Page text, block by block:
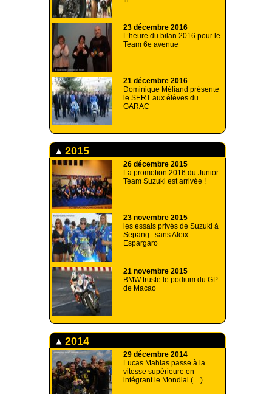
23 décembre 2016
L’heure du bilan 2016 pour le
Team 6e avenue
21 décembre 2016
Dominique Méliand présente
le SERT aux élèves du
GARAC
2015
26 décembre 2015
La promotion 2016 du Junior
Team Suzuki est arrivée !
23 novembre 2015
les essais privés de Suzuki à
Sepang : sans Aleix
Espargaro
21 novembre 2015
BMW truste le podium du GP
de Macao
2014
29 décembre 2014
Lucas Mahias passe à la
vitesse supérieure en
intégrant le Mondial (…)